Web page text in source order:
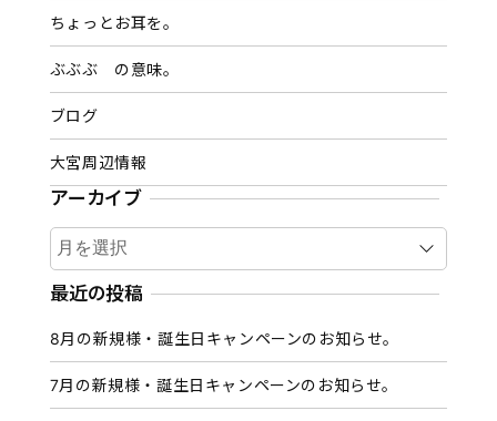
ちょっとお耳を。
ぶぶぶ の意味。
ブログ
大宮周辺情報
アーカイブ
ア
ー
カ
ブ
最近の投稿
8月の新規様・誕生日キャンペーンのお知らせ。
7月の新規様・誕生日キャンペーンのお知らせ。